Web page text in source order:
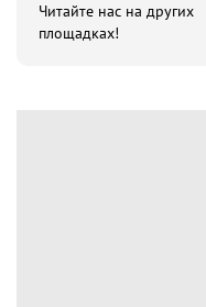
Читайте нас на других
площадках!